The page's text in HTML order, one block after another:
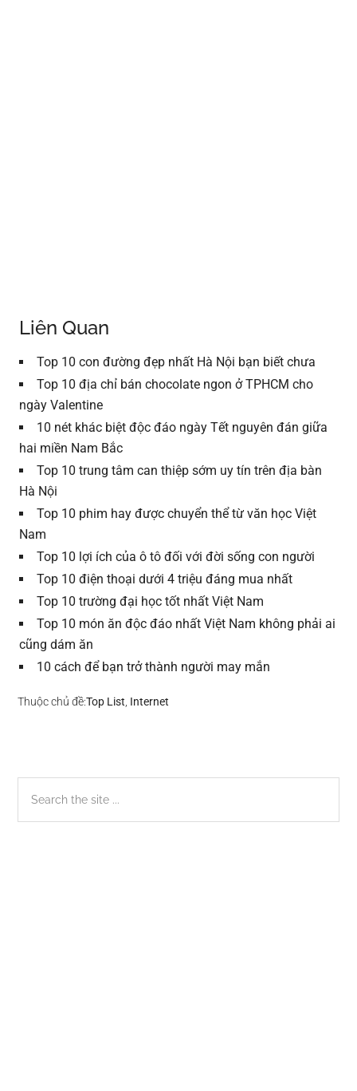
Liên Quan
Top 10 con đường đẹp nhất Hà Nội bạn biết chưa
Top 10 địa chỉ bán chocolate ngon ở TPHCM cho
ngày Valentine
10 nét khác biệt độc đáo ngày Tết nguyên đán giữa
hai miền Nam Bắc
Top 10 trung tâm can thiệp sớm uy tín trên địa bàn
Hà Nội
Top 10 phim hay được chuyển thể từ văn học Việt
Nam
Top 10 lợi ích của ô tô đối với đời sống con người
Top 10 điện thoại dưới 4 triệu đáng mua nhất
Top 10 trường đại học tốt nhất Việt Nam
Top 10 món ăn độc đáo nhất Việt Nam không phải ai
cũng dám ăn
10 cách để bạn trở thành người may mắn
Thuộc chủ đề:Top List Internet
Sidebar
chính
the